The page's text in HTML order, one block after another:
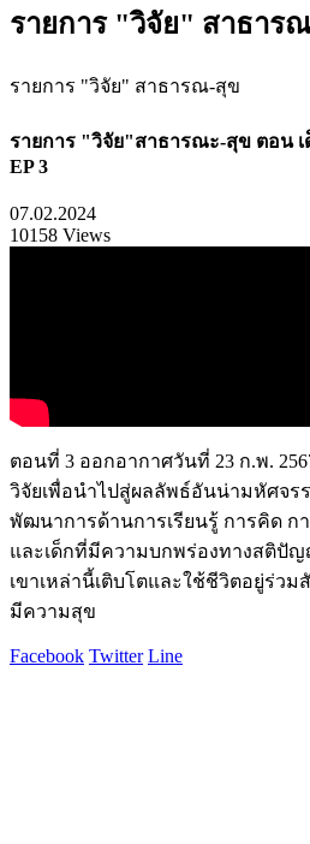
รายการ "วิจัย" สาธาร
รายการ "วิจัย" สาธารณ-สุข
รายการ "วิจัย"สาธารณะ-สุข ตอน เ
EP 3
07.02.2024
10158 Views
ตอนที่ 3 ออกอากาศวันที่ 23 ก.พ.
วิจัยเพื่อนำไปสู่ผลลัพธ์อันน่ามหัศจร
พัฒนาการด้านการเรียนรู้ การคิด ก
และเด็กที่มีความบกพร่องทางสติปั
เขาเหล่านี้เติบโตและใช้ชีวิตอยู่ร่ว
มีความสุข
Facebook Twitter Line